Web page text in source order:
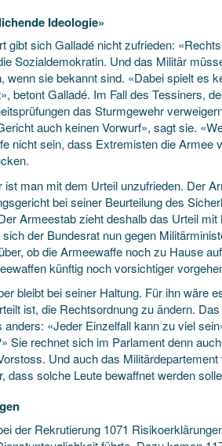
Ideologie»
gibt sich Galladé nicht zufrieden:
Sozialdemokratin. Und das Militär
wenn sie bekannt sind. «Dabei spielt es
betont Galladé. Im Fall des Tessiners,
das Sturmgewehr
auch keinen Vorwurf», sagt sie.
nicht sein, dass Extremisten die
ist man mit dem Urteil unzufrieden. Der
bei seiner Beurteilung des
Armeestab zieht deshalb das Urteil
der Bundesrat nun gegen
ob die Armeewaffe noch zu Hause
künftig noch vorsichtiger
bleibt bei seiner Haltung. Für ihn wäre
ist, die Rechtsordnung zu ändern.
anders: «Jeder Einzelfall kann zu viel
Sie rechnet sich im Parlament denn
Und auch das
dass solche Leute bewaffnet werden
der Rekrutierung 1071